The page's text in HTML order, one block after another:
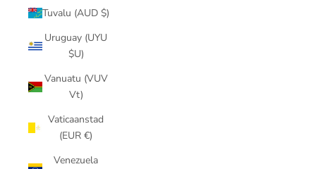
Tuvalu (AUD $)
Uruguay (UYU
$U)
Vanuatu (VUV
Vt)
Vaticaanstad
(EUR €)
Venezuela